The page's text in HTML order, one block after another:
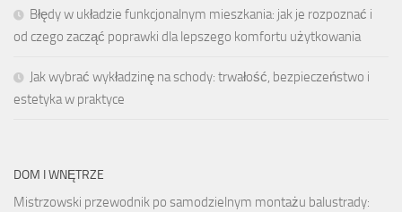
Błędy w układzie funkcjonalnym mieszkania: jak je rozpoznać i
od czego zacząć poprawki dla lepszego komfortu użytkowania
Jak wybrać wykładzinę na schody: trwałość, bezpieczeństwo i
estetyka w praktyce
DOM I WNĘTRZE
Mistrzowski przewodnik po samodzielnym montażu balustrady: